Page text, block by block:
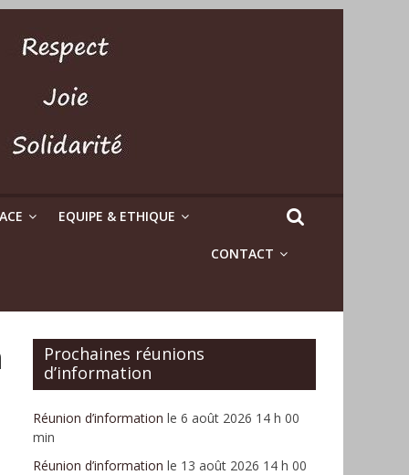
EQUIPE & ETHIQUE
CONTACT
Prochaines réunions
d’information
Réunion d’information le 6 août 2026 14 h 00
min
Réunion d’information le 13 août 2026 14 h 00